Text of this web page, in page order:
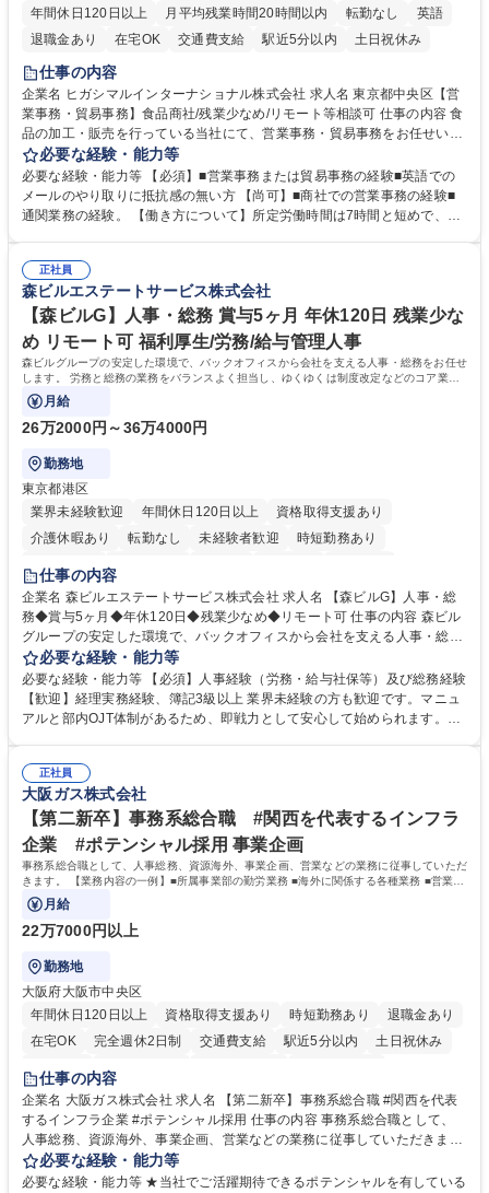
年間休日120日以上
月平均残業時間20時間以内 転勤なし
英語
退職金あり
在宅OK 交通費支給 駅近5分以内 土日祝休み
仕事の内容
企業名 ヒガシマルインターナショナル株式会社 求人名 東京都中央区【営
業事務・貿易事務】食品商社/残業少なめ/リモート等相談可 仕事の内容 食
品の加工・販売を行っている当社にて、営業事務・貿易事務をお任せいた
します。営業社員のサポートポジションとして、受発注から海外工場との
調整まで幅広く対応し、当社事業の根幹を支えていただきます。 ■受発注
業務、請求書発行 ■海外工場とのスケジュール調整 ■在庫管理 ■輸入書類
の確認・作成 ■配送手配 ■通関業者を通して行う輸出入業全般 ■倉庫との
ルプロデュースしているため、商品に関わる全ての業務をサポート頂きま
す。 募集職種 東京都中央区【営業事務・貿易事務】食品商社/残業少なめ/
リモート等相談可
必要な経験・能力等
必要な経験・能力等 【必須】■営業事務または貿易事務の経験■英語での
メールのやり取りに抵抗感の無い方 【尚可】■商社での営業事務の経験■
通関業務の経験。 【働き方について】所定労働時間は7時間と短めで、残
の強み】1991年の設立以来、外食産業を中心としたお客様の多様なニー
ズに沿った冷凍水産物等の生産・輸入・販売を一貫して手掛けています。
自社工場と海外拠点の強固な連携によるワンストップサービスが最大の強
みです。 学歴・資格 学歴：大学院 大学 語学力：英語 資格：
正社員
森ビルエステートサービス株式会社
【森ビルG】人事・総務 賞与5ヶ月 年休120日 残業少な
め リモート可 福利厚生/労務/給与管理人事
森ビルグループの安定した環境で、バックオフィスから会社を支える人事・総務をお任せ
します。 労務と総務の業務をバランスよく担当し、ゆくゆくは制度改定などのコア業務
にも挑戦できる、やりがいある環境です。
月給
26万2000円～36万4000円
勤務地
東京都港区
業界未経験歓迎
年間休日120日以上
資格取得支援あり
介護休暇あり
転勤なし 未経験者歓迎
時短勤務あり
経験者歓迎
完全週休2日制
交通費支給 長期歓迎 駅近5分以内 土日祝休み
仕事の内容
企業名 森ビルエステートサービス株式会社 求人名 【森ビルG】人事・総
務◆賞与5ヶ月◆年休120日◆残業少なめ◆リモート可 仕事の内容 森ビル
グループの安定した環境で、バックオフィスから会社を支える人事・総務
をお任せします。 労務と総務の業務をバランスよく担当し、ゆくゆくは制
度改定などのコア業務にも挑戦できる、やりがいある環境です。 ■勤怠管
理、給与計算、社会保険手続き、年末調整等の労務管理全般 ■入退社手続
き、社内規定の改定や人事制度改定などのコア業務 ■社内イベントの企画
でも質問・相談できる環境が整っているため、安心して成長できます。 募
集職種 【森ビルG】人事・総務◆賞与5ヶ月◆年休120日◆残業少なめ◆
リモート可
必要な経験・能力等
必要な経験・能力等 【必須】人事経験（労務・給与社保等）及び総務経験
【歓迎】経理実務経験、簿記3級以上 業界未経験の方も歓迎です。マニュ
アルと部内OJT体制があるため、即戦力として安心して始められます。
務に挑戦できるため、自身の成長と組織への貢献度をダイレクトに実感で
きます。 残業少なめ、週1日リモート可など、ワークライフバランスを保
ち長期活躍できる環境です。 「これまでの幅広い経験を活かし、長期的な
キャリアを築きたい」という前向きな意欲と挑戦を全力で応援します。 学
歴・資格 学歴：大学院 大学 高専 短大 専修学校 高校 語学力： 資格：日商
簿記検定1級 日商簿記検定2級 日商簿記検定3級
正社員
大阪ガス株式会社
【第二新卒】事務系総合職 #関西を代表するインフラ
企業 #ポテンシャル採用 事業企画
事務系総合職として、人事総務、資源海外、事業企画、営業などの業務に従事していただ
きます。 【業務内容の一例】■所属事業部の勤労業務 ■海外に関係する各種業務 ■営業部
門の企画スタッフ、ルート営業
月給
22万7000円以上
勤務地
大阪府大阪市中央区
年間休日120日以上
資格取得支援あり 時短勤務あり
退職金あり
在宅OK
完全週休2日制 交通費支給 駅近5分以内
土日祝休み
服装自由
第二新卒歓迎
仕事の内容
企業名 大阪ガス株式会社 求人名 【第二新卒】事務系総合職 #関西を代表
するインフラ企業 #ポテンシャル採用 仕事の内容 事務系総合職として、
人事総務、資源海外、事業企画、営業などの業務に従事していただきま
す。 【業務内容の一例】■所属事業部の勤労業務 ■海外に関係する各種業
務 ■営業部門の企画スタッフ、ルート営業 【キャリアパス】入社後の配属
必要な経験・能力等
必要な経験・能力等 ★当社でご活躍期待できるポテンシャルを有している